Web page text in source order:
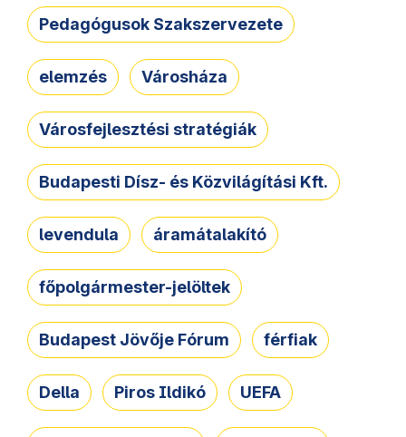
Pedagógusok Szakszervezete
elemzés Városháza
Városfejlesztési stratégiák
Budapesti Dísz- és Közvilágítási Kft.
levendula áramátalakító
főpolgármester-jelöltek
Budapest Jövője Fórum férfiak
Della Piros Ildikó UEFA